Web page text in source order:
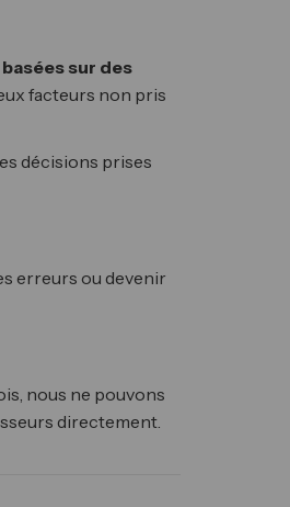
sur des
facteurs non pris
décisions prises
erreurs ou devenir
nous ne pouvons
directement.